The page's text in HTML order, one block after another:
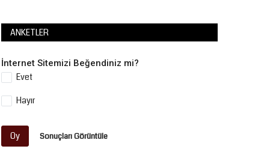
ANKETLER
İnternet Sitemizi Beğendiniz mi?
Evet
Hayır
Oy Sonuçları Görüntüle